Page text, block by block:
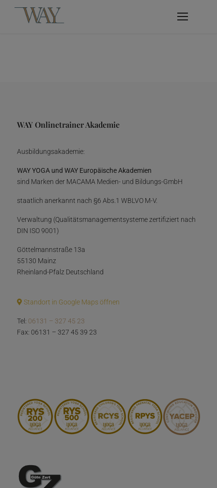
WAY Onlinetrainer Akademie
Ausbildungsakademie:
WAY YOGA und WAY Europäische Akademien
sind Marken der MACAMA Medien- und Bildungs-GmbH
staatlich anerkannt nach §6 Abs.1 WBLVO M-V.
Verwaltung (Qualitätsmanagementsysteme zertifiziert nach
DIN ISO 9001)
Göttelmannstraße 13a
55130 Mainz
Rheinland-Pfalz Deutschland
Standort in Google Maps öffnen
Tel: 06131 – 327 45 23
Fax: 06131 – 327 45 39 23